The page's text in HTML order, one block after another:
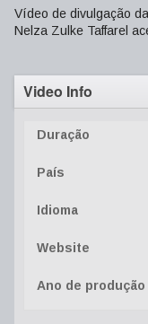
Vídeo de divulgação
Nelza Zulke Taffarel
Video Info
Duração
País
Idioma
Website
Ano de produção